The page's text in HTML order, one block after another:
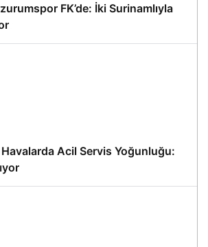
FK’de: İki Surinamlıyla
Havalarda Acil Servis Yoğunluğu: